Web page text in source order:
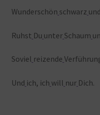
Wunderschön schwarz und
Ruhst Du unter Schaum
Soviel reizende
Und ich, ich will nur Dich.